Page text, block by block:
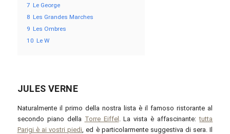
7 Le George
8 Les Grandes Marches
9 Les Ombres
10 Le W
JULES VERNE
Naturalmente il primo della nostra lista è il famoso ristorante al
secondo piano della Torre Eiffel . La vista è affascinante:tutta
Parigi è ai vostri piedi , ed è particolarmente suggestiva di sera. Il